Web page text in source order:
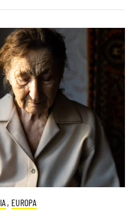
, EUROPA